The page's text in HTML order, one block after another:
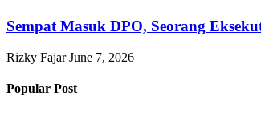
Sempat Masuk DPO, Seorang
Rizky FajarJune 7, 2026
Popular Post